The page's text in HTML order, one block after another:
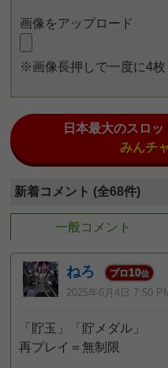
画像をアップロード
※画像長押しで一度に4
日本最大のスロ
みんチ
新着コメント (全68件)
一般コメント
ねろ プロ10位
2025年6月4日 7:50
「貯玉」「貯メダル」
再プレイ＝無制限